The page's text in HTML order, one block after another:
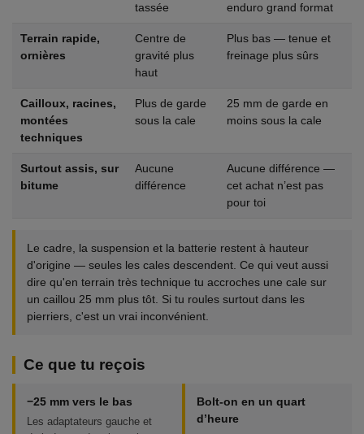
tassée
enduro grand format
Terrain rapide,
ornières
Centre de
gravité plus
haut
Plus bas — tenue et
freinage plus sûrs
Cailloux, racines,
montées
techniques
Plus de garde
sous la cale
25 mm de garde en
moins sous la cale
Surtout assis, sur
bitume
Aucune
différence
Aucune différence —
cet achat n’est pas
pour toi
Le cadre, la suspension et la batterie restent à hauteur
d'origine — seules les cales descendent. Ce qui veut aussi
dire qu'en terrain très technique tu accroches une cale sur
un caillou 25 mm plus tôt. Si tu roules surtout dans les
pierriers, c'est un vrai inconvénient.
Ce que tu reçois
−25 mm vers le bas
Les adaptateurs gauche et
Bolt-on en un quart
d’heure